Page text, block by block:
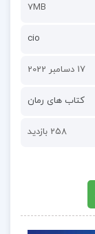
7MB
cio
17 دسامبر 2022
کتاب های رمان
258 بازدید